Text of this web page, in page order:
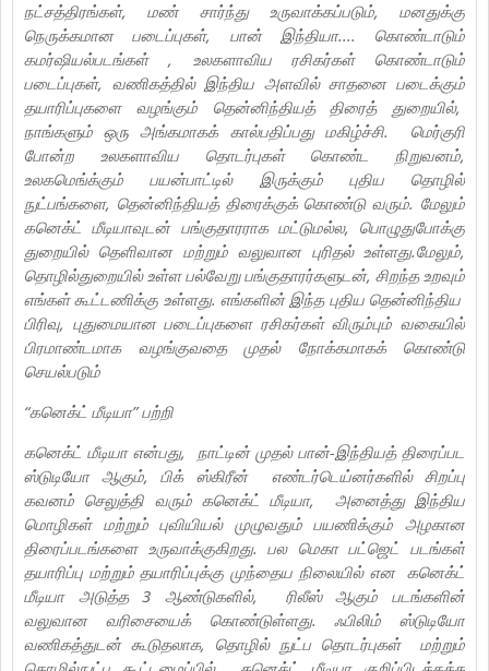
நட்சத்திரங்கள், மண் சார்ந்து உருவாக்கப்படும், மனதுக்கு
நெருக்கமான படைப்புகள், பான் இந்தியா.... கொண்டாடும்
கமர்ஷியல்படங்கள் , உலகளாவிய ரசிகர்கள் கொண்டாடும்
படைப்புகள், வணிகத்தில் இந்திய அளவில் சாதனை படைக்கும்
தயாரிப்புகளை வழங்கும் தென்னிந்தியத் திரைத் துறையில்,
நாங்களும் ஒரு அங்கமாகக் கால்பதிப்பது மகிழ்ச்சி. மெர்குரி
போன்ற உலகளாவிய தொடர்புகள் கொண்ட நிறுவனம்,
உலகமெங்க்கும் பயன்பாட்டில் இருக்கும் புதிய தொழில்
நுட்பங்களை, தென்னிந்தியத் திரைக்குக் கொண்டு வரும். மேலும்
கனெக்ட் மீடியாவுடன் பங்குதாரராக மட்டுமல்ல, பொழுதுபோக்கு
துறையில் தெளிவான மற்றும் வலுவான புரிதல் உள்ளது.மேலும்,
தொழில்துறையில் உள்ள பல்வேறு பங்குதாரர்களுடன், சிறந்த உறவும்
எங்கள் கூட்டணிக்கு உள்ளது. எங்களின் இந்த புதிய தென்னிந்திய
பிரிவு, புதுமையான படைப்புகளை ரசிகர்கள் விரும்பும் வகையில்
பிரமாண்டமாக வழங்குவதை முதல் நோக்கமாகக் கொண்டு
செயல்படும்
“கனெக்ட் மீடியா” பற்றி
கனெக்ட் மீடியா என்பது, நாட்டின் முதல் பான்-இந்தியத் திரைப்பட
ஸ்டுடியோ ஆகும், பிக் ஸ்கிரீன் எண்டர்டெய்னர்களில் சிறப்பு
கவனம் செலுத்தி வரும் கனெக்ட் மீடியா, அனைத்து இந்திய
மொழிகள் மற்றும் புவியியல் முழுவதும் பயணிக்கும் அழகான
திரைப்படங்களை உருவாக்குகிறது. பல மெகா பட்ஜெட் படங்கள்
தயாரிப்பு மற்றும் தயாரிப்புக்கு முந்தைய நிலையில் என கனெக்ட்
மீடியா அடுத்த 3 ஆண்டுகளில், ரிலீஸ் ஆகும் படங்களின்
வலுவான வரிசையைக் கொண்டுள்ளது. ஃபிலிம் ஸ்டுடியோ
வணிகத்துடன் கூடுதலாக, தொழில் நுட்ப தொடர்புகள் மற்றும்